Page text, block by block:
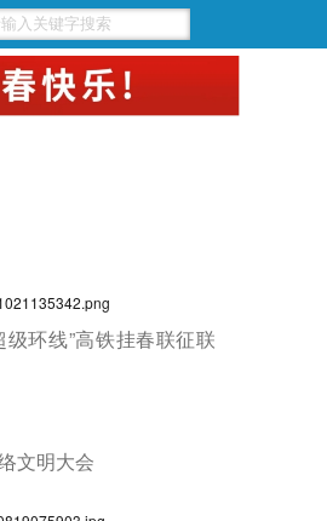
级环线”高铁挂春联征联
文明大会